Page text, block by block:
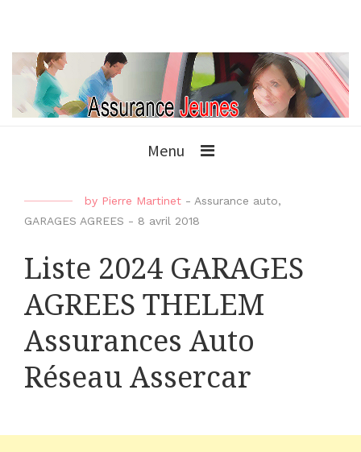
Menu
by Pierre Martinet - Assurance auto,
GARAGES AGREES - 8 avril 2018
Liste 2024 GARAGES
AGREES THELEM
Assurances Auto
Réseau Assercar